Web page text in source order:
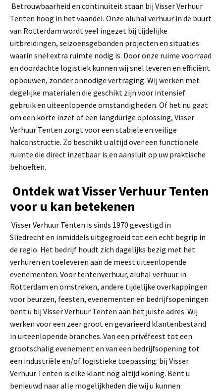
Betrouwbaarheid en continuïteit staan bij Visser Verhuur
Tenten hoog in het vaandel. Onze aluhal verhuur in de buurt
van Rotterdam wordt veel ingezet bij tijdelijke
uitbreidingen, seizoensgebonden projecten en situaties
waarin snel extra ruimte nodig is. Door onze ruime voorraad
en doordachte logistiek kunnen wij snel leveren en efficiënt
opbouwen, zonder onnodige vertraging. Wij werken met
degelijke materialen die geschikt zijn voor intensief
gebruik en uiteenlopende omstandigheden. Of het nu gaat
om een korte inzet of een langdurige oplossing, Visser
Verhuur Tenten zorgt voor een stabiele en veilige
halconstructie. Zo beschikt u altijd over een functionele
ruimte die direct inzetbaar is en aansluit op uw praktische
behoeften.
Ontdek wat Visser Verhuur Tenten
voor u kan betekenen
Visser Verhuur Tenten is sinds 1970 gevestigd in
Sliedrecht en inmiddels uitgegroeid tot een echt begrip in
de regio. Het bedrijf houdt zich dagelijks bezig met het
verhuren en toeleveren aan de meest uiteenlopende
evenementen. Voor tentenverhuur, aluhal verhuur in
Rotterdam en omstreken, andere tijdelijke overkappingen
voor beurzen, feesten, evenementen en bedrijfsopeningen
bent u bij Visser Verhuur Tenten aan het juiste adres. Wij
werken voor een zeer groot en gevarieerd klantenbestand
in uiteenlopende branches. Van een privéfeest tot een
grootschalig evenement en van een bedrijfsopening tot
een industriële en/of logistieke toepassing: bij Visser
Verhuur Tenten is elke klant nog altijd koning. Bent u
benieuwd naar alle mogelijkheden die wij u kunnen